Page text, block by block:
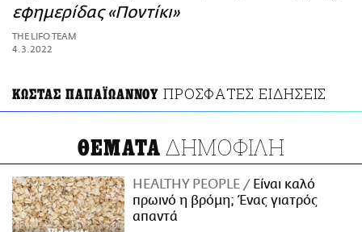
εφημερίδας «Ποντίκι»
THE LIFO TEAM
4.3.2022
ΚΩΣΤΑΣ ΠΑΠΑΪΩΑΝΝΟΥ ΠΡΟΣΦΑΤΕΣ ΕΙΔΗΣΕΙΣ
ΘΕΜΑΤΑ ΔΗΜΟΦΙΛΗ
HEALTHY PEOPLE
Είναι καλό
πρωινό η βρόμη; Ένας γιατρός
απαντά